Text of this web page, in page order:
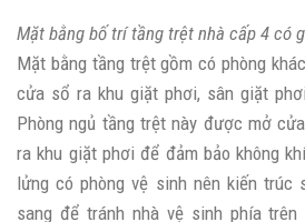
Mặt bằng bố trí tầng trệt nhà cấp 4 có
Mặt bằng tầng trệt gồm có phòng
cửa sổ ra khu giặt phơi, sân giặt
Phòng ngủ tầng trệt này được mở
ra khu giặt phơi để đảm bảo không
lửng có phòng vệ sinh nên kiến
sang để tránh nhà vệ sinh phía